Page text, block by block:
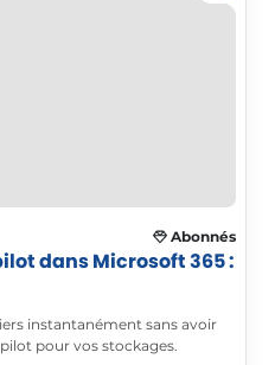
Abonnés
dans Microsoft 365 :
instantanément sans avoir
pour vos stockages.